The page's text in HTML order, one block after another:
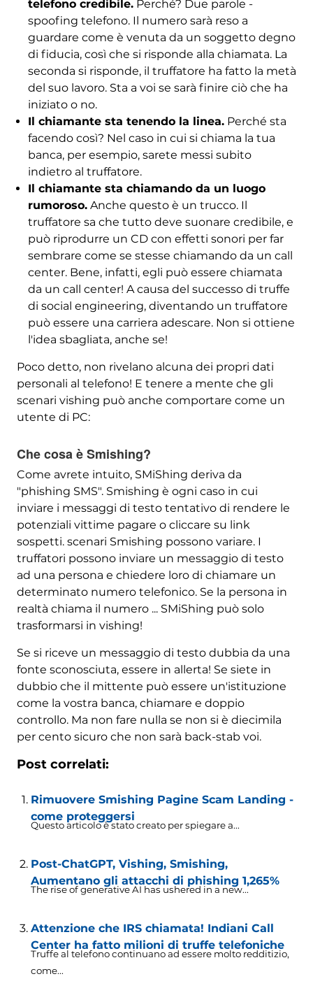
telefono credibile.Perché? Due parole -
spoofing telefono. Il numero sarà reso a
guardare come è venuta da un soggetto degno
di fiducia, così che si risponde alla chiamata. La
seconda si risponde, il truffatore ha fatto la metà
del suo lavoro. Sta a voi se sarà finire ciò che ha
iniziato o no.
Il chiamante sta tenendo la linea.Perché sta
facendo così? Nel caso in cui si chiama la tua
banca, per esempio, sarete messi subito
indietro al truffatore.
Il chiamante sta chiamando da un luogo
rumoroso.Anche questo è un trucco. Il
truffatore sa che tutto deve suonare credibile, e
può riprodurre un CD con effetti sonori per far
sembrare come se stesse chiamando da un call
center. Bene, infatti, egli può essere chiamata
da un call center! A causa del successo di truffe
di social engineering, diventando un truffatore
può essere una carriera adescare. Non si ottiene
l'idea sbagliata, anche se!
Poco detto, non rivelano alcuna dei propri dati
personali al telefono! E tenere a mente che gli
scenari vishing può anche comportare come un
utente di PC:
Che cosa è Smishing?
Come avrete intuito, SMiShing deriva da
"phishing SMS". Smishing è ogni caso in cui
inviare i messaggi di testo tentativo di rendere le
potenziali vittime pagare o cliccare su link
sospetti. scenari Smishing possono variare. I
truffatori possono inviare un messaggio di testo
ad una persona e chiedere loro di chiamare un
determinato numero telefonico. Se la persona in
realtà chiama il numero ... SMiShing può solo
trasformarsi in vishing!
Se si riceve un messaggio di testo dubbia da una
fonte sconosciuta, essere in allerta! Se siete in
dubbio che il mittente può essere un'istituzione
come la vostra banca, chiamare e doppio
controllo. Ma non fare nulla se non si è diecimila
per cento sicuro che non sarà back-stab voi.
Post correlati:
Rimuovere Smishing Pagine Scam Landing -
come proteggersi
Questo articolo è stato creato per spiegare a...
Post-ChatGPT, Vishing, Smishing,
Aumentano gli attacchi di phishing 1,265%
The rise of generative AI has ushered in a new...
Attenzione che IRS chiamata! Indiani Call
Center ha fatto milioni di truffe telefoniche
Truffe al telefono continuano ad essere molto redditizio,
come...